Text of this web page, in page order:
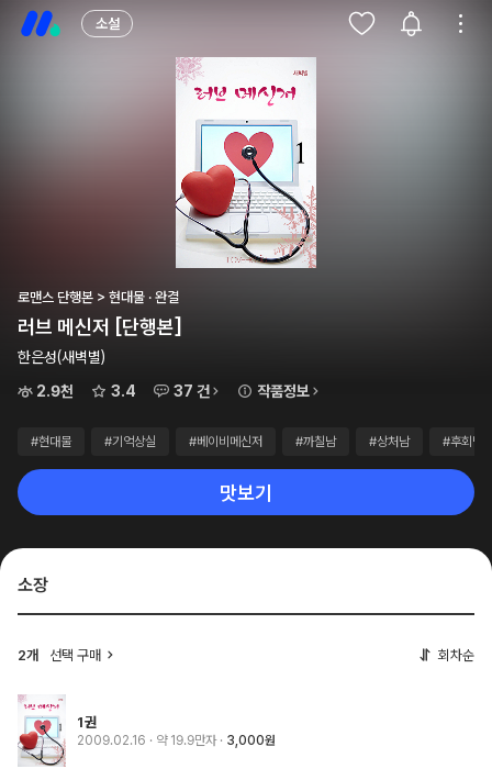
소설
로맨스 단행본 > 현대물 · 완결
러브 메신저 [단행본]
한은성(새벽별)
2.9천
3.4 37 건 작품정보
#현대물 #기억상실 #베이비메신저 #까칠남 #상처남 #후회남
맛보기
소장
2개 선택 구매 회차순
1권
2009.02.16 · 약 19.9만자 3,000원